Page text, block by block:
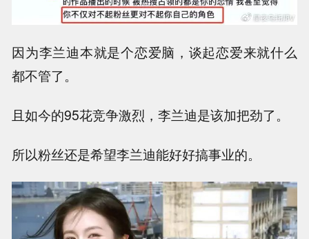
因为李兰迪本就是个恋爱脑，谈起恋爱来就什么
都不管了。
且如今的95花竞争激烈，李兰迪是该加把劲了。
所以粉丝还是希望李兰迪能好好搞事业的。